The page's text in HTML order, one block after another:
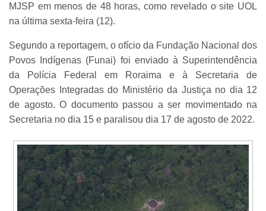
MJSP em menos de 48 horas, como revelado o site UOL
na última sexta-feira (12).
Segundo a reportagem, o ofício da Fundação Nacional dos
Povos Indígenas (Funai) foi enviado à Superintendência
da Polícia Federal em Roraima e à Secretaria de
Operações Integradas do Ministério da Justiça no dia 12
de agosto. O documento passou a ser movimentado na
Secretaria no dia 15 e paralisou dia 17 de agosto de 2022.